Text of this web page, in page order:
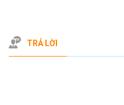
TRẢ LỜI